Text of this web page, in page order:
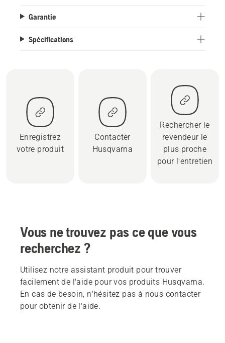
Garantie
Spécifications
Enregistrez
votre produit
Contacter
Husqvarna
Rechercher le
revendeur le
plus proche
pour l'entretien
Vous ne trouvez pas ce que vous
recherchez ?
Utilisez notre assistant produit pour trouver
facilement de l'aide pour vos produits Husqvarna.
En cas de besoin, n'hésitez pas à nous contacter
pour obtenir de l'aide.